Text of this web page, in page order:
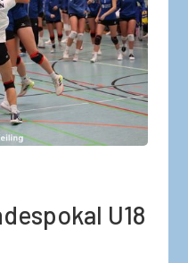
U18